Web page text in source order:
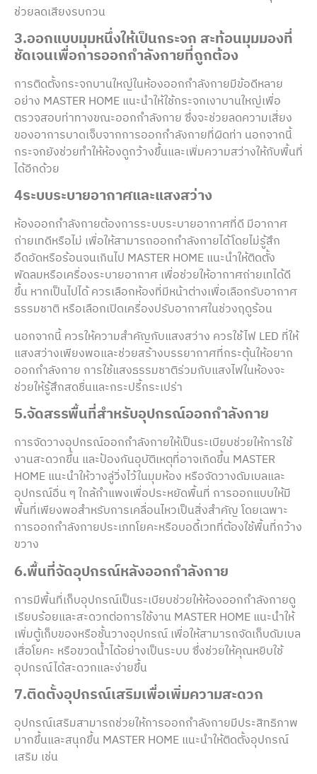
ช่วยลดเสียงรบกวน
3.ออกแบบมุมหนึ่งให้เป็นกระจก สะท้อนมุมมองที่
ชัดเจนเพื่อการออกกำลังกายที่ถูกต้อง
การติดตั้งกระจกบานใหญ่ในห้องออกกำลังกายมีข้อดีหลาย
อย่าง MASTER HOME แนะนำให้ใช้กระจกเงาบานใหญ่เพื่อ
ตรวจสอบท่าทางขณะออกกำลังกาย ซึ่งจะช่วยลดความเสี่ยง
ของอาการบาดเจ็บจากการออกกำลังกายที่ผิดท่า นอกจากนี้
กระจกยังช่วยทำให้ห้องดูกว้างขึ้นและเพิ่มความสว่างให้กับพื้นที่
ได้อีกด้วย
4ระบบระบายอากาศและแสงสว่าง
ห้องออกกำลังกายต้องการระบบระบายอากาศที่ดี มีอากาศ
ถ่ายเทดีหรือไม่ เพื่อให้สามารถออกกำลังกายได้โดยไม่รู้สึก
อึดอัดหรือร้อนจนเกินไป MASTER HOME แนะนำให้ติดตั้ง
พัดลมหรือเครื่องระบายอากาศ เพื่อช่วยให้อากาศถ่ายเทได้ดี
ขึ้น หากเป็นไปได้ ควรเลือกห้องที่มีหน้าต่างเพื่อเลือกรับอากาศ
ธรรมชาติ หรือเลือกเปิดเครื่องปรับอากาศในช่วงฤดูร้อน
นอกจากนี้ ควรให้ความสำคัญกับแสงสว่าง ควรใช้ไฟ LED ที่ให้
แสงสว่างเพียงพอและช่วยสร้างบรรยากาศที่กระตุ้นให้อยาก
ออกกำลังกาย การใช้แสงธรรมชาติร่วมกับแสงไฟในห้องจะ
ช่วยให้รู้สึกสดชื่นและกระปรี้กระเปร่า
5.จัดสรรพื้นที่สำหรับอุปกรณ์ออกกำลังกาย
การจัดวางอุปกรณ์ออกกำลังกายให้เป็นระเบียบช่วยให้การใช้
งานสะดวกขึ้น และป้องกันอุบัติเหตุที่อาจเกิดขึ้น MASTER
HOME แนะนำให้วางลู่วิ่งไว้ในมุมห้อง หรือจัดวางดัมเบลและ
อุปกรณ์อื่น ๆ ใกล้กำแพงเพื่อประหยัดพื้นที่ การออกแบบให้มี
พื้นที่เพียงพอสำหรับการเคลื่อนไหวเป็นสิ่งสำคัญ โดยเฉพาะ
การออกกำลังกายประเภทโยคะหรือบอดี้เวทที่ต้องใช้พื้นที่กว้าง
ขวาง
6.พื้นที่จัดอุปกรณ์หลังออกกำลังกาย
การมีพื้นที่เก็บอุปกรณ์เป็นระเบียบช่วยให้ห้องออกกำลังกายดู
เรียบร้อยและสะดวกต่อการใช้งาน MASTER HOME แนะนำให้
เพิ่มตู้เก็บของหรือชั้นวางอุปกรณ์ เพื่อให้สามารถจัดเก็บดัมเบล
เสื่อโยคะ หรือขวดน้ำได้อย่างเป็นระบบ ซึ่งช่วยให้คุณหยิบใช้
อุปกรณ์ได้สะดวกและง่ายขึ้น
7.ติดตั้งอุปกรณ์เสริมเพื่อเพิ่มความสะดวก
อุปกรณ์เสริมสามารถช่วยให้การออกกำลังกายมีประสิทธิภาพ
มากขึ้นและสนุกขึ้น MASTER HOME แนะนำให้ติดตั้งอุปกรณ์
เสริม เช่น